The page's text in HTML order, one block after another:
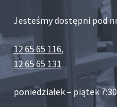
Jesteśmy dostępni pod
12 65 65 116,
12 65 65 131
poniedziałek – piątek